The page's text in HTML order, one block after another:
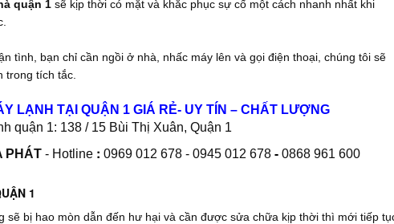
quận 1 sẽ kịp thời có mặt và khắc phục sự cố một cách nhanh nhất khi
tình, bạn chỉ cần ngồi ở nhà, nhấc máy lên và gọi điện thoại, chúng tôi sẽ
trong tích tắc.
LẠNH TẠI QUẬN 1 GIÁ RẺ- UY TÍN – CHẤT LƯỢNG
quận 1: 138 / 15 Bùi Thị Xuân, Quận 1
PHÁT- Hotline : 0969 012 678 - 0945 012 678- 0868 961 600
1
sẽ bị hao mòn dẫn đến hư hại và cần được sửa chữa kịp thời thì mới tiếp